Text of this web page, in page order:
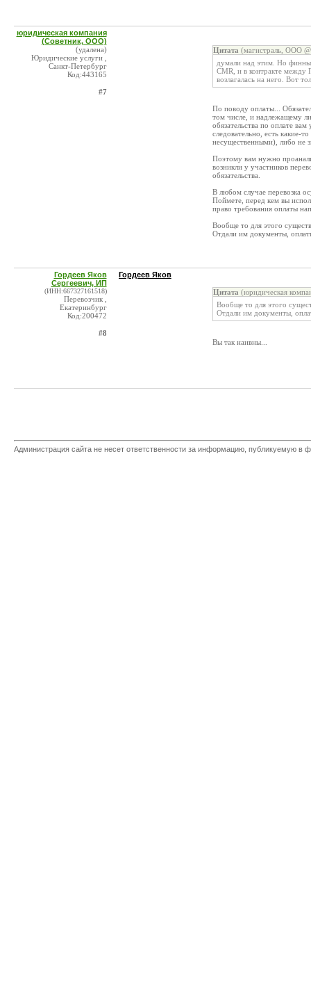
юридическая компания
(Советник, ООО)
(удалена)
Юридические услуги ,
Санкт-Петербург
Код:443165
#7
Цитата (магистраль, ООО
думали над этим. Но финны
CMR, и в контракте между
возлагалась на него. Вот
По поводу оплаты...
том числе, и надлежащему
обязательства по оплате
следовательно, есть какие-
несущественными), либо не
Поэтому вам нужно
возникли у участников
обязательства.
В любом случае перевозка
Поймете, перед кем вы
право требования оплаты
Вообще то для этого
Отдали им документы,
Гордеев Яков
Сергеевич, ИП
(ИНН:667327161518)
Перевозчик ,
Екатеринбург
Код:200472
#8
Гордеев Яков
Цитата (юридическая
Вообще то для этого
Отдали им документы,
Вы так наивны...
Администрация сайта не несет ответственности за информацию, публикуемую